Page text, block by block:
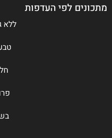
מתכונים לפי העדפות
ללא